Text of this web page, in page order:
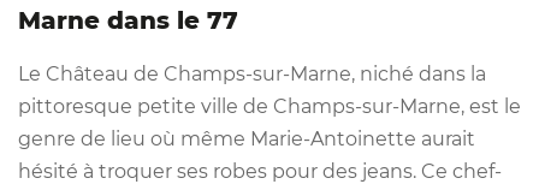
Marne dans le 77
Le Château de Champs-sur-Marne, niché dans la
pittoresque petite ville de Champs-sur-Marne, est le
genre de lieu où même Marie-Antoinette aurait
hésité à troquer ses robes pour des jeans. Ce chef-